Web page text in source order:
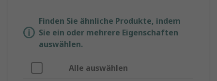
Finden Sie ähnliche Produkte, indem
Sie ein oder mehrere Eigenschaften
auswählen.
Alle auswählen